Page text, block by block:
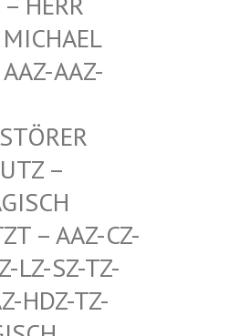
GIESE
AWZ-S
ZUM S
CZ-DZ-AAZ
TZ-VZ-OZ-
AAZ BE